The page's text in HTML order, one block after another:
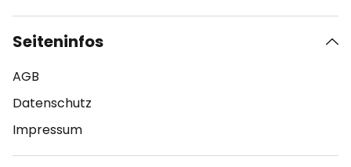
Seiteninfos
AGB
Datenschutz
Impressum